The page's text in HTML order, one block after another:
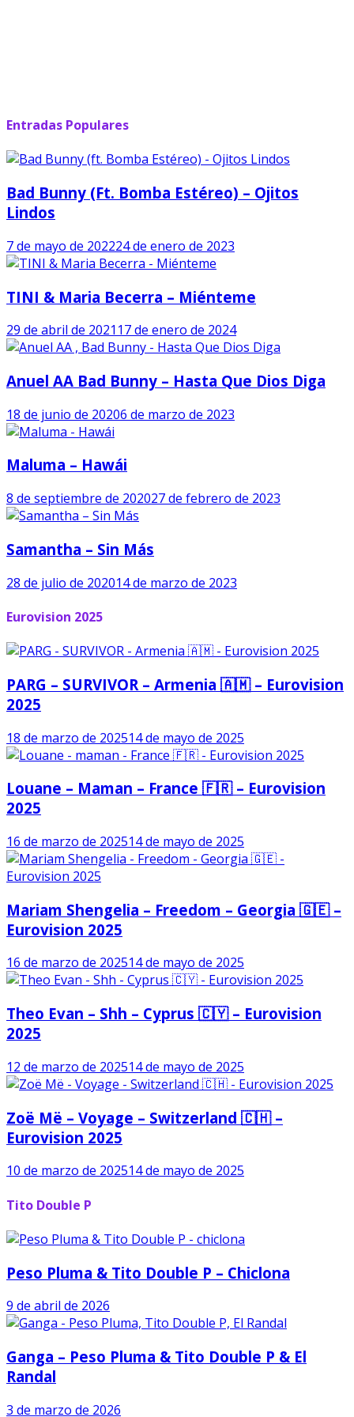
Entradas Populares
Bad Bunny (ft. Bomba Estéreo) – Ojitos
Lindos
7 de mayo de 202224 de enero de 2023
TINI & Maria Becerra – Miénteme
29 de abril de 2021 17 de enero de 2024
Anuel AA Bad Bunny – Hasta Que Dios Diga
18 de junio de 20206 de marzo de 2023
Maluma – Hawái
8 de septiembre de 202027 de febrero de 2023
Samantha – Sin Más
28 de julio de 202014 de marzo de 2023
Eurovision 2025
PARG – SURVIVOR – Armenia 🇦🇲 – Eurovision
2025
18 de marzo de 202514 de mayo de 2025
Louane – Maman – France 🇫🇷 – Eurovision
2025
16 de marzo de 202514 de mayo de 2025
Mariam Shengelia – Freedom – Georgia 🇬🇪 –
Eurovision 2025
16 de marzo de 202514 de mayo de 2025
Theo Evan – Shh – Cyprus 🇨🇾 – Eurovision
2025
12 de marzo de 202514 de mayo de 2025
Zoë Më – Voyage – Switzerland 🇨🇭 –
Eurovision 2025
10 de marzo de 202514 de mayo de 2025
Tito Double P
Peso Pluma & Tito Double P – Chiclona
9 de abril de 2026
Ganga – Peso Pluma & Tito Double P & El
Randal
3 de marzo de 2026